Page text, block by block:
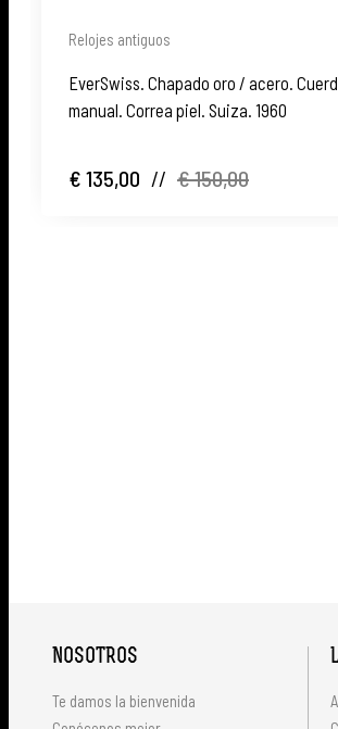
Relojes antiguos
EverSwiss. Chapado oro / acero.
manual. Correa piel. Suiza. 1960
€ 135,00 // € 150,00
NOSOTROS
Te damos la bienvenida